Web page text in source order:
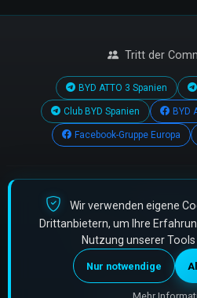
Tritt der
BYD ATTO 3 Spanien
Club BYD Spanien BYD
Facebook-Gruppe Europa
Mit
für die BYD Atto 3
© 2026 Alle Rechte
Wir verwenden eigene
Drittanbietern, um Ihre
Nutzung unserer Tools
Nur notwendige